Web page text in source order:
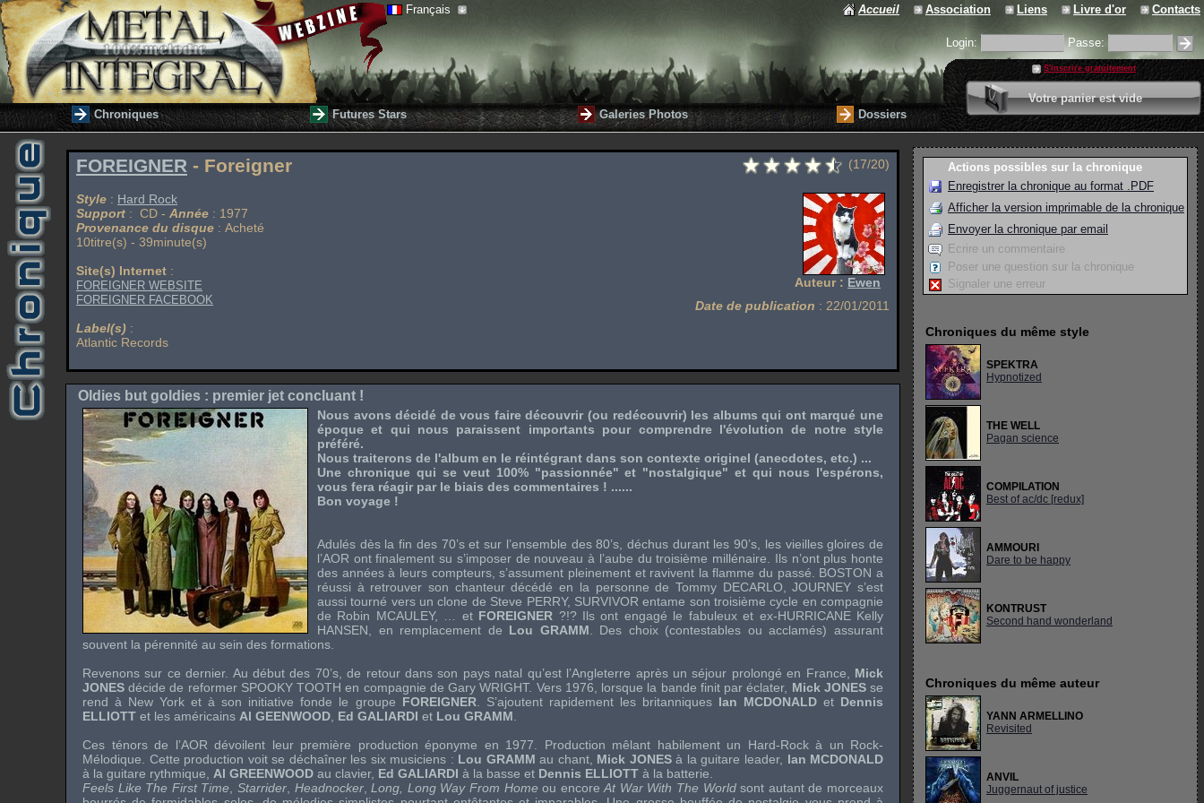
Français Accueil Association Liens Livre d'or Contacts
Login: Passe:
S'inscrire gratuitement
Votre panier est vide
0 article
Valider votre panier
Chroniques Futures Stars Galeries Photos Dossiers
FOREIGNER - Foreigner
Style : Hard Rock
Support : CD - Année : 1977
Provenance du disque : Acheté
10titre(s) - 39minute(s)
Site(s) Internet :
FOREIGNER WEBSITE
FOREIGNER FACEBOOK
Label(s) :
Atlantic Records
(17/20)
Auteur : Ewen
Date de publication : 22/01/2011
Oldies but goldies : premier jet concluant !
Nous avons décidé de vous faire découvrir (ou redécouvrir) les albums qui ont marqué une
époque et qui nous paraissent importants pour comprendre l'évolution de notre style
préféré.
Nous traiterons de l'album en le réintégrant dans son contexte originel (anecdotes, etc.) ...
Une chronique qui se veut 100% "passionnée" et "nostalgique" et qui nous l'espérons,
vous fera réagir par le biais des commentaires ! ......
Bon voyage !
Adulés dès la fin des 70’s et sur l’ensemble des 80’s, déchus durant les 90’s, les vieilles gloires de
l’AOR ont finalement su s’imposer de nouveau à l’aube du troisième millénaire. Ils n’ont plus honte
des années à leurs compteurs, s’assument pleinement et ravivent la flamme du passé. BOSTON a
réussi à retrouver son chanteur décédé en la personne de Tommy DECARLO ,JOURNEY s’est
aussi tourné vers un clone de Steve PERRY, SURVIVOR entame son troisième cycle en compagnie
de Robin MCAULEY, … et FOREIGNER ?!? Ils ont engagé le fabuleux et ex-HURRICANE Kelly
HANSEN , en remplacement de Lou GRAMM . Des choix (contestables ou acclamés) assurant
souvent la pérennité au sein des formations.
Revenons sur ce dernier. Au début des 70’s, de retour dans son pays natal qu’est l’Angleterre après un séjour prolongé en France, Mick
JONES décide de reformer SPOOKY TOOTH en compagnie deGary WRIGHT. Vers 1976, lorsque la bande finit par éclater, Mick JONESse
rend à New York et à son initiative fonde le groupe FOREIGNER. S’ajoutent rapidement les britanniques Ian MCDONALDet Dennis
ELLIOTT et les américains Al GEENWOOD Ed GALIARDI et Lou GRAMM
Ces ténors de l’AOR dévoilent leur première production éponyme en 1977. Production mêlant habilement un Hard-Rock à un Rock-
Mélodique. Cette production voit se déchaîner les six musiciens : Lou GRAMM au chant, Mick JONESà la guitare leader, Ian MCDONALD
à la guitare rythmique, Al GREENWOOD au clavier, Ed GALIARDI à la basse et Dennis ELLIOTT à la batterie.
Feels Like The First Time
Starrider, Headnocker,Long, Long Way From Home ou encoreAt War With The Worldsont autant de morceaux
Actions possibles sur la chronique
Enregistrer la chronique au format .PDF
Afficher la version imprimable de la chronique
Envoyer la chronique par email
Ecrire un commentaire
Poser une question sur la chronique
Signaler une erreur
Chroniques du même style
SPEKTRA
Hypnotized
THE WELL
Pagan science
COMPILATION
Best of ac/dc [redux]
AMMOURI
Dare to be happy
KONTRUST
Second hand wonderland
Chroniques du même auteur
YANN ARMELLINO
Revisited
ANVIL
Juggernaut of justice